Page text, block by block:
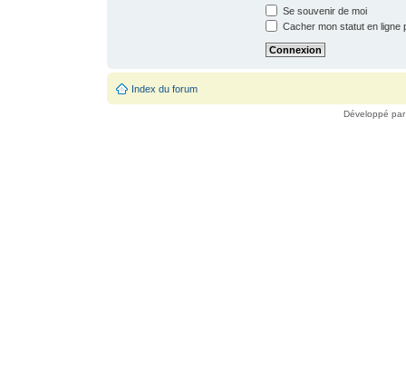
Se souvenir de moi
Cacher mon statut en ligne
Index du forum
Développé